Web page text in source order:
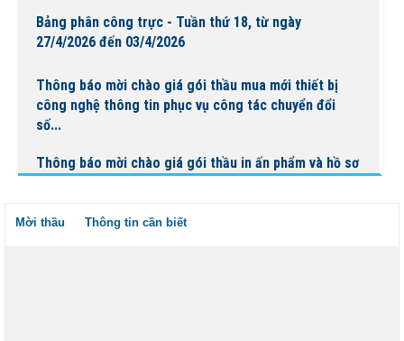
Bảng phân công trực - Tuần thứ 18, từ ngày
27/4/2026 đến 03/4/2026
Thông báo mời chào giá gói thầu mua mới thiết bị
công nghệ thông tin phục vụ công tác chuyển đổi
số...
Thông báo mời chào giá gói thầu in ấn phẩm và hồ sơ
BỆNH VIỆN NGUYỄN ĐÌNH CHIỂU TỔ CHỨC KHÁM
Mời thầu Thông tin cần biết